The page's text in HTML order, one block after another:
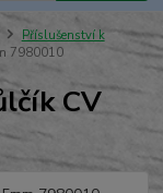
Příslušenství k
7980010
CV